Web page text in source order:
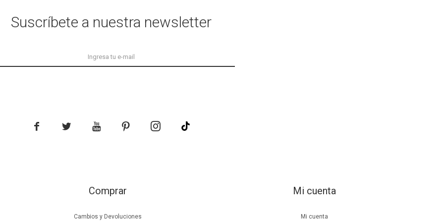
Comprar
Cambios y Devoluciones
Mi cuenta
Mi cuenta
Suscríbete a nuestra newsletter
    